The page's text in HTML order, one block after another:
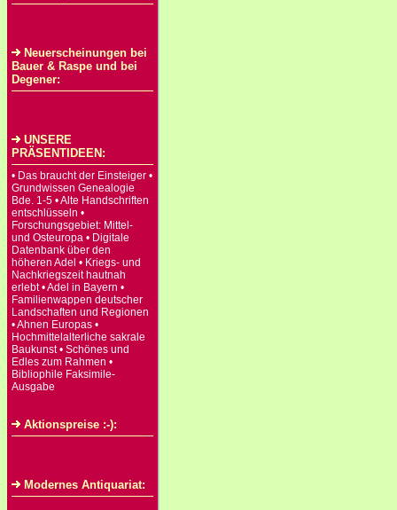
Neuerscheinungen bei
Bauer & Raspe und bei
Degener:
UNSERE
PRÄSENTIDEEN:
• Das braucht der Einsteiger •
Grundwissen Genealogie
Bde. 1-5 • Alte Handschriften
entschlüsseln •
Forschungsgebiet: Mittel-
und Osteuropa • Digitale
Datenbank über den
höheren Adel • Kriegs- und
Nachkriegszeit hautnah
erlebt • Adel in Bayern •
Familienwappen deutscher
Landschaften und Regionen
• Ahnen Europas •
Hochmittelalterliche sakrale
Baukunst • Schönes und
Edles zum Rahmen •
Bibliophile Faksimile-
Ausgabe
Aktionspreise :-):
Modernes Antiquariat: